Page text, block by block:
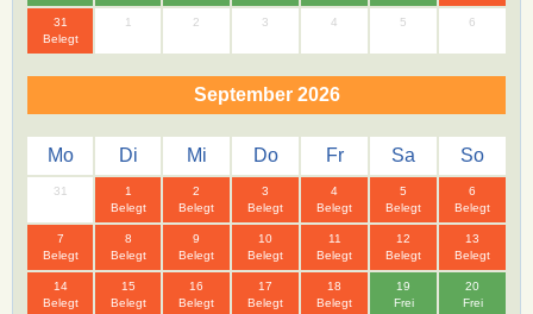
31
Belegt
1 2 3 4 5 6
September 2026
Mo Di Mi Do Fr Sa So
31
1
Belegt
2
Belegt
3
Belegt
4
Belegt
5
Belegt
6
Belegt
7
Belegt
8
Belegt
9
Belegt
10
Belegt
11
Belegt
12
Belegt
13
Belegt
14
Belegt
15
Belegt
16
Belegt
17
Belegt
18
Belegt
19
Frei
20
Frei